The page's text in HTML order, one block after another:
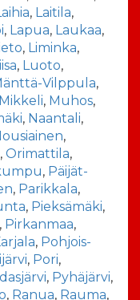
, Laitila,
, Lapua, Laukaa,
, Liminka,
, Luoto,
Vilppula,
Mikkeli, Muhos,
, Naantali,
,
, Orimattila,
, Päijät-
, Parikkala,
, Pieksämäki,
, Pirkanmaa,
, Pohjois-
, Pori,
, Pyhäjärvi,
, Ranua, Rauma,